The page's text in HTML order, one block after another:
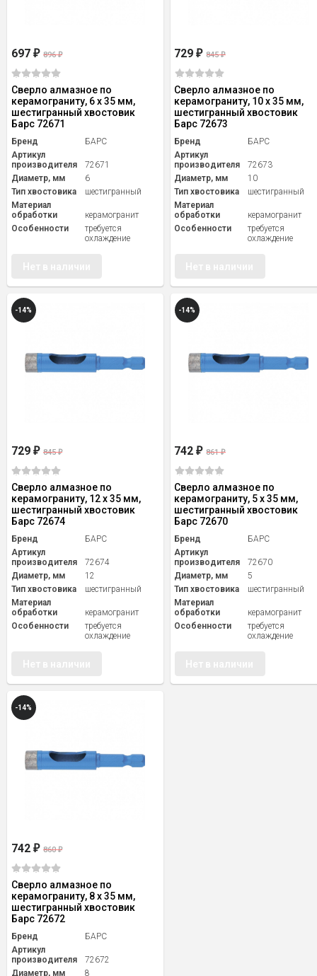
697 ₽ 896₽
Сверло алмазное по
керамограниту, 6 х 35 мм,
шестигранный хвостовик
Барс 72671
Бренд
БАРС
Артикул
производителя
72671
Диаметр, мм
6
Тип хвостовика
шестигранный
Материал
обработки
керамогранит
Особенности
требуется
охлаждение
729₽ 845₽
Сверло алмазное по
керамограниту, 10 х 35 мм,
шестигранный хвостовик
Барс 72673
Бренд
БАРС
Артикул
производителя
72673
Диаметр, мм
10
Тип хвостовика
шестигранный
Материал
обработки
керамогранит
Особенности
требуется
охлаждение
-14%
729 ₽ 845₽
Сверло алмазное по
керамограниту, 12 х 35 мм,
шестигранный хвостовик
Барс 72674
Бренд
БАРС
Артикул
производителя
72674
Диаметр, мм
12
Тип хвостовика
шестигранный
Материал
обработки
керамогранит
Особенности
требуется
охлаждение
-14%
742₽ 861₽
Сверло алмазное по
керамограниту, 5 х 35 мм,
шестигранный хвостовик
Барс 72670
Бренд
БАРС
Артикул
производителя
72670
Диаметр, мм
5
Тип хвостовика
шестигранный
Материал
обработки
керамогранит
Особенности
требуется
охлаждение
-14%
742 ₽ 860₽
Сверло алмазное по
керамограниту, 8 х 35 мм,
шестигранный хвостовик
Барс 72672
Бренд
БАРС
Артикул
производителя
72672
Диаметр, мм
8